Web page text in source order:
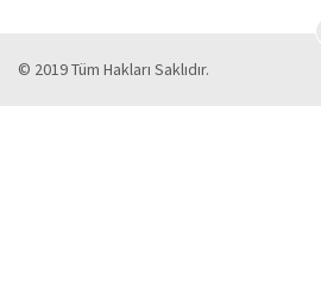
© 2019 Tüm Hakları Saklıdır.